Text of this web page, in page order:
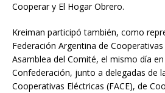
Cooperar y El Hogar Obrero.
Kreiman participó también, como
Federación Argentina de
Asamblea del Comité, el mismo día
Confederación, junto a delegadas de
Cooperativas Eléctricas (FACE), de